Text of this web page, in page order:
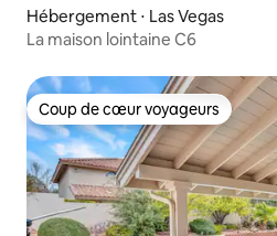
Hébergement ⋅ Las Vegas
La maison lointaine C6
Coup de cœur voyageurs
Coup de cœur voyageurs